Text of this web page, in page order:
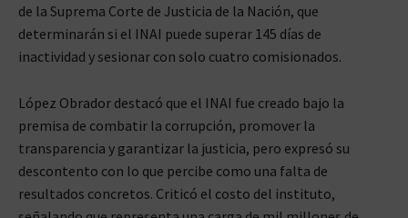
de la Suprema Corte de Justicia de la Nación, que
determinarán si el INAI puede superar 145 días de
inactividad y sesionar con solo cuatro comisionados.
López Obrador destacó que el INAI fue creado bajo la
premisa de combatir la corrupción, promover la
transparencia y garantizar la justicia, pero expresó su
descontento con lo que percibe como una falta de
resultados concretos. Criticó el costo del instituto,